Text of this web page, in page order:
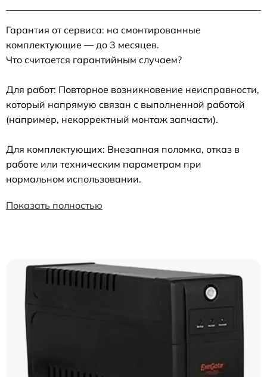
Гарантия от сервиса: на смонтированные
комплектующие — до 3 месяцев.
Что считается гарантийным случаем?
Для работ: Повторное возникновение неисправности,
который напрямую связан с выполненной работой
(например, некорректный монтаж запчасти).
Для комплектующих: Внезапная поломка, отказ в
работе или техническим параметрам при
нормальном использовании.
Показать полностью